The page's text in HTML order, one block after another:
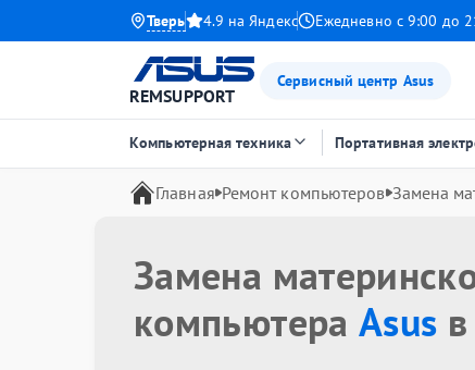
Тверь 4.9 на Яндекс Ежедневно с 9:00 до
REMSUPPORT
Сервисный центр Asus
Компьютерная техника Портативная
Главная Ремонт компьютеров Замена
Замена
компьютера Asus